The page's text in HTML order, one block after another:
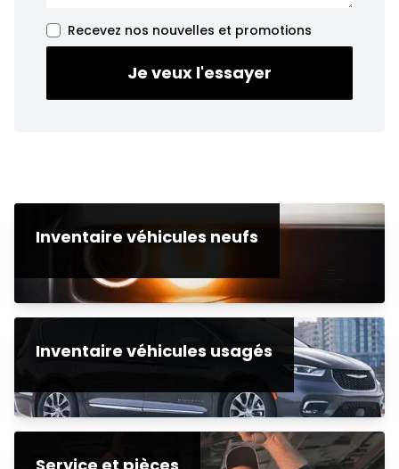
Recevez nos nouvelles et promotions
Je veux l'essayer
Inventaire véhicules neufs
Inventaire véhicules usagés